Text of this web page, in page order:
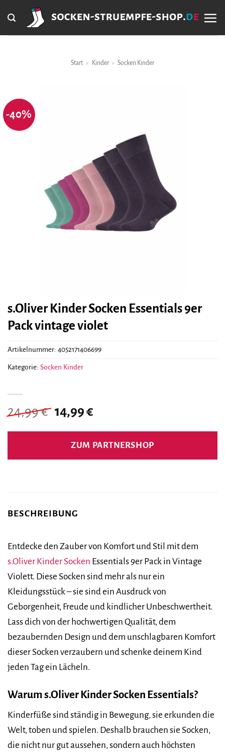
Inhalt
springen
Start » Kinder » Socken Kinder
-40%
s.Oliver Kinder Socken Essentials 9er
Pack vintage violet
24,99€ Ursprünglicher
war:
14,99€Aktueller
ist:
ZUM PARTNERSHOP
Artikelnummer: 4052171406699
Kategorie: Socken Kinder
BESCHREIBUNG
Entdecke den Zauber von Komfort und Stil mit dem
s.Oliver Kinder Socken Essentials 9er Pack in Vintage
Violett. Diese Socken sind mehr als nur ein
Kleidungsstück – sie sind ein Ausdruck von
Geborgenheit, Freude und kindlicher Unbeschwertheit.
Lass dich von der hochwertigen Qualität, dem
bezaubernden Design und dem unschlagbaren Komfort
dieser Socken verzaubern und schenke deinem Kind
jeden Tag ein Lächeln.
Warum s.Oliver Kinder Socken Essentials?
Kinderfüße sind ständig in Bewegung, sie erkunden die
Welt, toben und spielen. Deshalb brauchen sie Socken,
die nicht nur gut aussehen, sondern auch höchsten